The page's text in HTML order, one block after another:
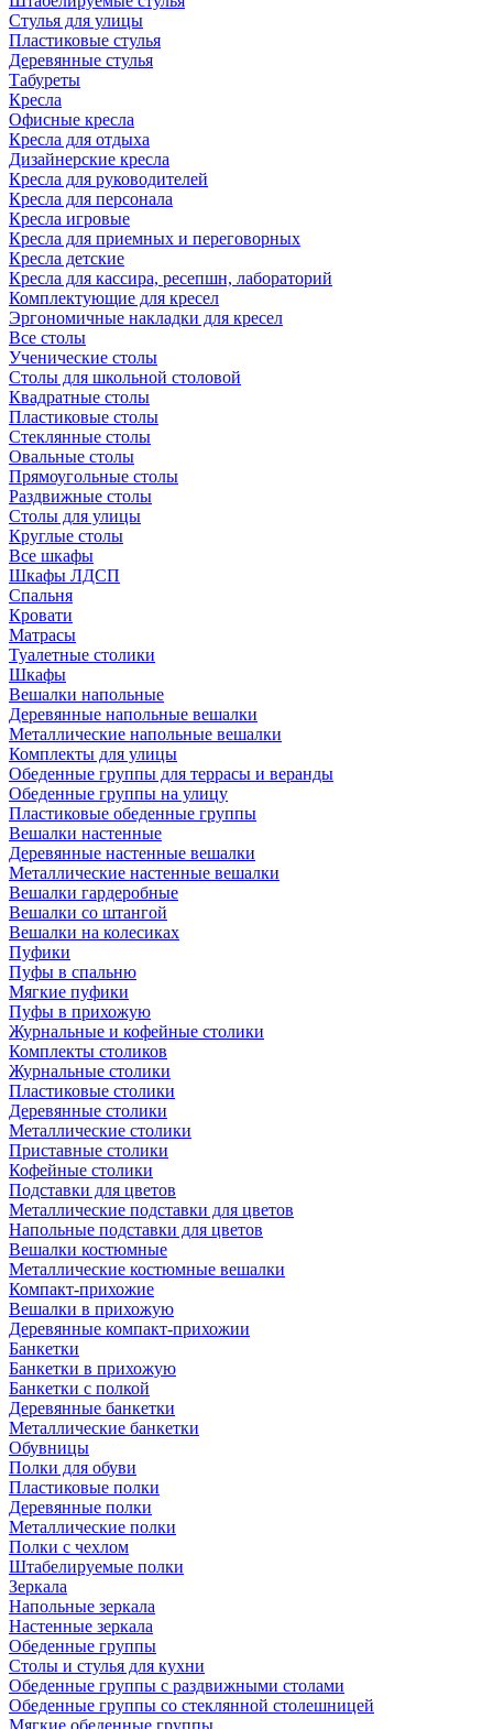
Стулья для улицы
Пластиковые стулья
Деревянные стулья
Табуреты
Кресла
Офисные кресла
Кресла для отдыха
Дизайнерские кресла
Кресла для руководителей
Кресла для персонала
Кресла игровые
Кресла для приемных и переговорных
Кресла детские
Кресла для кассира, ресепшн, лабораторий
Комплектующие для кресел
Эргономичные накладки для кресел
Все столы
Ученические столы
Столы для школьной столовой
Квадратные столы
Пластиковые столы
Стеклянные столы
Овальные столы
Прямоугольные столы
Раздвижные столы
Столы для улицы
Круглые столы
Все шкафы
Шкафы ЛДСП
Спальня
Кровати
Матрасы
Туалетные столики
Шкафы
Вешалки напольные
Деревянные напольные вешалки
Металлические напольные вешалки
Комплекты для улицы
Обеденные группы для террасы и веранды
Обеденные группы на улицу
Пластиковые обеденные группы
Вешалки настенные
Деревянные настенные вешалки
Металлические настенные вешалки
Вешалки гардеробные
Вешалки со штангой
Вешалки на колесиках
Пуфики
Пуфы в спальню
Мягкие пуфики
Пуфы в прихожую
Журнальные и кофейные столики
Комплекты столиков
Журнальные столики
Пластиковые столики
Деревянные столики
Металлические столики
Приставные столики
Кофейные столики
Подставки для цветов
Металлические подставки для цветов
Напольные подставки для цветов
Вешалки костюмные
Металлические костюмные вешалки
Компакт-прихожие
Вешалки в прихожую
Деревянные компакт-прихожии
Банкетки
Банкетки в прихожую
Банкетки с полкой
Деревянные банкетки
Металлические банкетки
Обувницы
Полки для обуви
Пластиковые полки
Деревянные полки
Металлические полки
Полки с чехлом
Штабелируемые полки
Зеркала
Напольные зеркала
Настенные зеркала
Обеденные группы
Столы и стулья для кухни
Обеденные группы с раздвижными столами
Обеденные группы со стеклянной столешницей
Мягкие обеденные группы